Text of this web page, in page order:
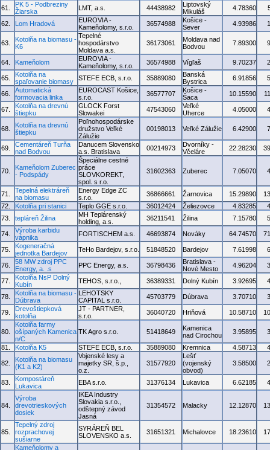
61.
PK 5 - Podbreziny
Žiarska
LMT, a.s. 44438982
Liptovský
Mikuláš
4.78360
62. Lom Hradová
EUROVIA -
Kameňolomy, s.r.o.
36574988
Košice -
Sever
4.93986
63.
Kotolňa na biomasu -
K6
Tepelné
hospodárstvo
Moldava a.s.
36173061
Moldava nad
Bodvou
7.89300
64. Kameňolom
EUROVIA -
Kameňolomy, s.r.o.
36574988 Vígľaš 9.70237
65.
Kotolňa na
spaľovanie biomasy
STEFE ECB, s.r.o. 35889080
Banská
Bystrica
6.91856
66.
Automatická
formovacia linka
EUROCAST Košice,
s.r.o.
36577707
Košice -
Šaca
10.15590
67.
Kotolňa na drevnú
štiepku
GLOCK Forst
Slowakei
47543060
Veľké
Uherce
4.05000
68.
Kotolňa na drevnú
štiepku
Poľnohospodárske
družstvo Veľké
Zálužie
00198013 Veľké Zálužie 6.42900
69.
Cementáreň Turňa
nad Bodvou
Danucem Slovensko
a.s. Bratislava
00214973
Dvorníky -
Včeláre
22.28230
70.
Kameňolom Zuberec
- Podspády
Špeciálne cestné
práce
SLOVKOREKT,
spol. s r.o.
31602363 Zuberec 7.05070
71.
Tepelná elektráreň
na biomasu
Energy Edge ZC
s.r.o.
36866661 Žarnovica 15.29890
72.
Kotolňa pri stanici Teplo GGE s.r.o. 36012424 Želiezovce 4.83285
73.
tepláreň Žilina
MH Teplárenský
holding, a.s.
36211541 Žilina 7.15780
74.
Výroba karbidu
vápnika
FORTISCHEM a.s. 46693874 Nováky 64.74570
75.
Kogeneračná
jednotka Bardejov
TeHo Bardejov, s.r.o. 51848520 Bardejov 7.61998
76.
58 MW zdroj PPC
Energy, a. .s
PPC Energy, a.s. 36798436
Bratislava -
Nové Mesto
4.96204
77.
Kotolňa NsP Dolný
Kubín
TEHOS, s.r.o., 36389331 Dolný Kubín 3.92695
78.
Kotolňa na biomasu -
Dúbrava
LEHOTSKY
CAPITAL s.r.o.
45703779 Dúbrava 3.70710
79.
Drevoštiepková
kotolňa
JT - PARTNER,
s.r.o.
36040720 Hriňová 10.58710
80.
Kotolňa farmy
ošípaných Kamenica
n/C
TK Agro s.r.o. 51418649
Kamenica
nad Cirochou
3.95895
81. Kotolňa K5 STEFE ECB, s.r.o. 35889080 Kremnica 4.58713
82.
Kotolňa na biomasu
(K1 a K2)
Vojenské lesy a
majetky SR, š.p.,
o.z.
31577920
Lešť
(vojenský
obvod)
3.58500
83.
Kompostáreň
Lukavica
EBA s.r.o. 31376134 Lukavica 6.62185
84.
Výroba
drevotrieskových
dosiek
IKEA Industry
Slovakia s.r.o.,
odštepný závod
Jasná
31354572 Malacky 12.12870
85.
Tepelný zdroj
rozprachovej
sušiarne
SYRÁREŇ BEL
SLOVENSKO a.s.
31651321 Michalovce 18.23610
Kameňolomy a